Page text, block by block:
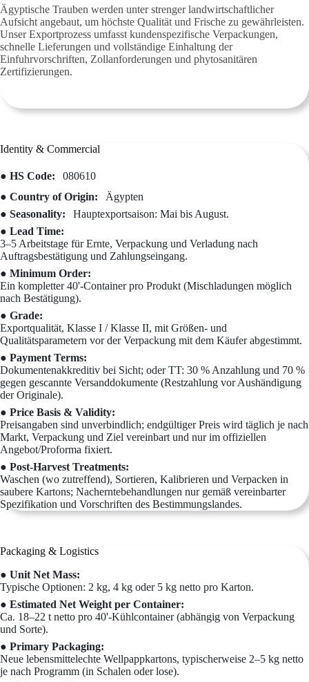
Ägyptische Trauben werden unter strenger landwirtschaftlicher
Aufsicht angebaut, um höchste Qualität und Frische zu gewährleisten.
Unser Exportprozess umfasst kundenspezifische Verpackungen,
schnelle Lieferungen und vollständige Einhaltung der
Einfuhrvorschriften, Zollanforderungen und phytosanitären
Zertifizierungen.
Identity & Commercial
● HS Code:
080610
● Country of Origin:
Ägypten
● Seasonality:
Hauptexportsaison: Mai bis August.
● Lead Time:
3–5 Arbeitstage für Ernte, Verpackung und Verladung nach
Auftragsbestätigung und Zahlungseingang.
● Minimum Order:
Ein kompletter 40'-Container pro Produkt (Mischladungen möglich
nach Bestätigung).
● Grade:
Exportqualität, Klasse I / Klasse II, mit Größen- und
Qualitätsparametern vor der Verpackung mit dem Käufer abgestimmt.
● Payment Terms:
Dokumentenakkreditiv bei Sicht; oder TT: 30 % Anzahlung und 70 %
gegen gescannte Versanddokumente (Restzahlung vor Aushändigung
der Originale).
● Price Basis & Validity:
Preisangaben sind unverbindlich; endgültiger Preis wird täglich je nach
Markt, Verpackung und Ziel vereinbart und nur im offiziellen
Angebot/Proforma fixiert.
● Post-Harvest Treatments:
Waschen (wo zutreffend), Sortieren, Kalibrieren und Verpacken in
saubere Kartons; Nacherntebehandlungen nur gemäß vereinbarter
Spezifikation und Vorschriften des Bestimmungslandes.
Packaging & Logistics
● Unit Net Mass:
Typische Optionen: 2 kg, 4 kg oder 5 kg netto pro Karton.
● Estimated Net Weight per Container:
Ca. 18–22 t netto pro 40'-Kühlcontainer (abhängig von Verpackung
und Sorte).
● Primary Packaging:
Neue lebensmittelechte Wellpappkartons, typischerweise 2–5 kg netto
je nach Programm (in Schalen oder lose).